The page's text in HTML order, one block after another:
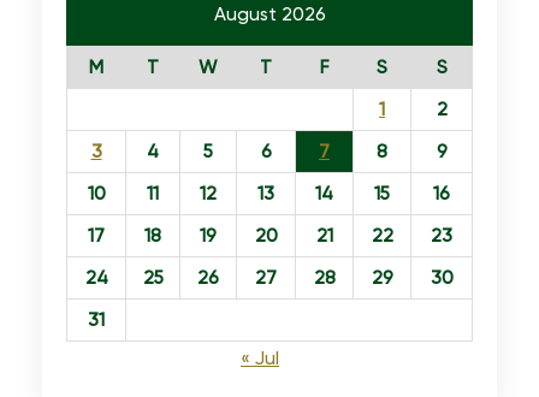
August 2026
M T W T F S
S
1
2
3
4 5 6 7 8
9
10
11 12 13 14 15
16
17
18 19 20 21 22
23
24
25 26 27 28 29
30
31
« Jul